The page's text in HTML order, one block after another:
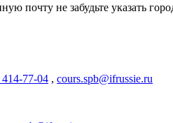
почту не забудьте указать
77-04 , cours.spb@ifrussie.ru